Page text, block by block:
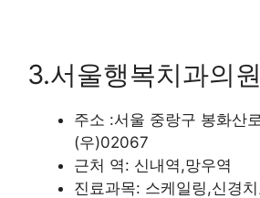
3.서울행복치과의원
주소 :서울 중랑구 봉화산
(우)02067
근처 역: 신내역,망우역
진료과목: 스케일링,신경치